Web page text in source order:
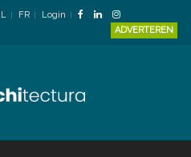
FR
Login
ADVERTEREN